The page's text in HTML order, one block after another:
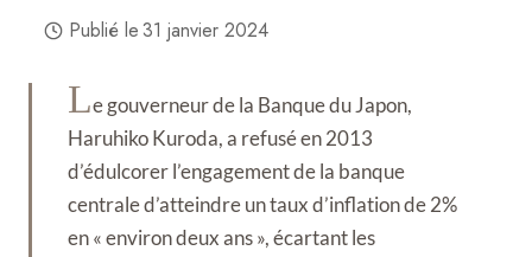
Publié le31 janvier 2024
Le gouverneur de la Banque du Japon,
Haruhiko Kuroda, a refusé en 2013
d’édulcorer l’engagement de la banque
centrale d’atteindre un taux d’inflation de 2%
en « environ deux ans », écartant les